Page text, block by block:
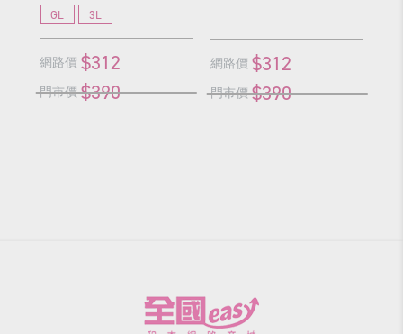
GL
3L
網路價 $312
門市價 $390
網路價 $312
門市價 $390